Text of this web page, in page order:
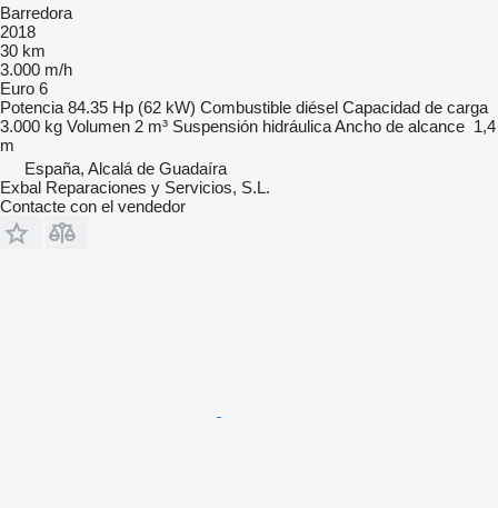
Barredora
2018
30 km
3.000 m/h
Euro 6
Potencia 84.35 Hp (62 kW) Combustible diésel Capacidad de carga
3.000 kg Volumen 2 m³ Suspensión hidráulicaAncho de alcance 1,4
m
España, Alcalá de Guadaíra
Exbal Reparaciones y Servicios, S.L.
Contacte con el vendedor